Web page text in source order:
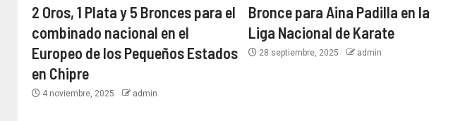
2 Oros, 1 Plata y 5 Bronces para el
combinado nacional en el
Europeo de los Pequeños Estados
en Chipre
4 noviembre, 2025 admin
Bronce para Aina Padilla en la
Liga Nacional de Karate
28 septiembre, 2025 admin